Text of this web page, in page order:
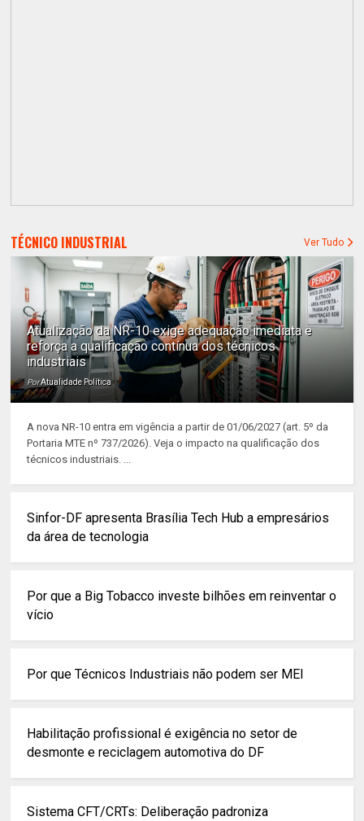
TÉCNICO INDUSTRIAL Ver Tudo
Atualização da NR-10 exige adequação imediata e
reforça a qualificação contínua dos técnicos
industriais
PorAtualidade Política
A nova NR-10 entra em vigência a partir de 01/06/2027 (art. 5º da
Portaria MTE nº 737/2026). Veja o impacto na qualificação dos
técnicos industriais. ...
Sinfor-DF apresenta Brasília Tech Hub a empresários
da área de tecnologia
Por que a Big Tobacco investe bilhões em reinventar o
vício
Por que Técnicos Industriais não podem ser MEI
Habilitação profissional é exigência no setor de
desmonte e reciclagem automotiva do DF
Sistema CFT/CRTs: Deliberação padroniza